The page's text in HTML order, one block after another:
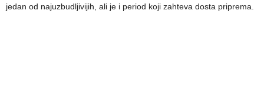
jedan od najuzbudljivijih, ali je i period koji zahteva dosta priprema.